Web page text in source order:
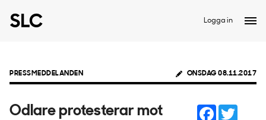
Logga in
PRESSMEDDELANDEN ONSDAG 08.11.2017
Odlare protesterar mot
Facebook